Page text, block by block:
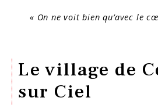
« On ne voit bien qu’avec le
Le village de
sur Ciel